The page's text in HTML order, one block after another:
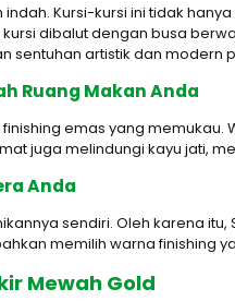
Kursi-kursi ini tidak
dibalut dengan busa
sentuhan artistik dan modern
Ruang Makan Anda
emas yang
juga melindungi kayu jati,
Anda
sendiri. Oleh karena
memilih warna finishing
Mewah Gold